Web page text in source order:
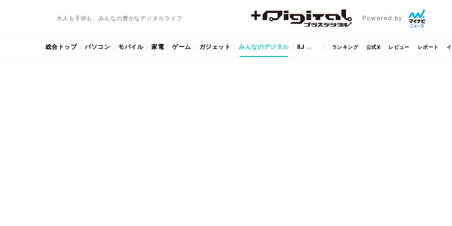
大人も子供も、みんなの豊かなデジタルライフ Powered by
総合トップ パソコン モバイル 家電 ゲーム ガジェット みんなのデジタル IIJ ランキング 公式X レビュー レポート